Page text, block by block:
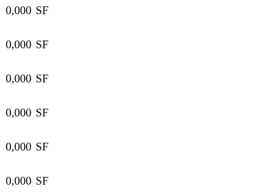
0,000 SF
0,000 SF
0,000 SF
0,000 SF
0,000 SF
0,000 SF